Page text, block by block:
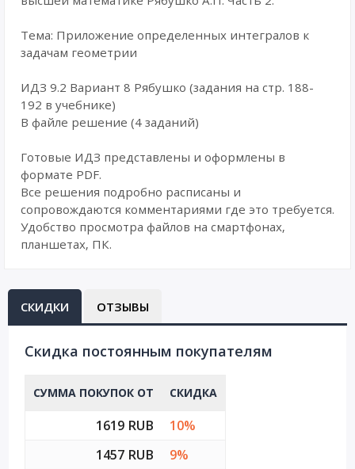
Тема: Приложение определенных интегралов к
задачам геометрии
ИДЗ 9.2 Вариант 8 Рябушко (задания на стр. 188-
192 в учебнике)
В файле решение (4 заданий)
Готовые ИДЗ представлены и оформлены в
формате PDF.
Все решения подробно расписаны и
сопровождаются комментариями где это требуется.
Удобство просмотра файлов на смартфонах,
планшетах, ПК.
СКИДКИ ОТЗЫВЫ
Cкидка постоянным покупателям
СУММА ПОКУПОК ОТ СКИДКА
1619 RUB
10%
1457 RUB
9%